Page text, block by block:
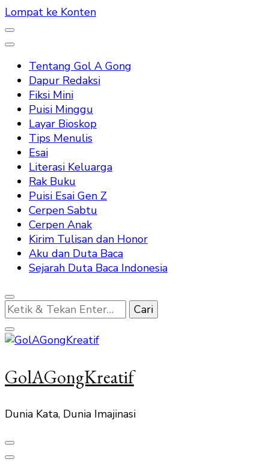
Lompat ke Konten
Tentang Gol A Gong
Dapur Redaksi
Fiksi Mini
Puisi Minggu
Layar Bioskop
Tips Menulis
Esai
Literasi Keluarga
Rak Buku
Puisi Esai Gen Z
Cerpen Sabtu
Cerpen Anak
Kirim Tulisan dan Honor
Aku dan Duta Baca
Sejarah Duta Baca Indonesia
Mencari
Sesuatu?
GolAGongKreatif
Dunia Kata, Dunia Imajinasi